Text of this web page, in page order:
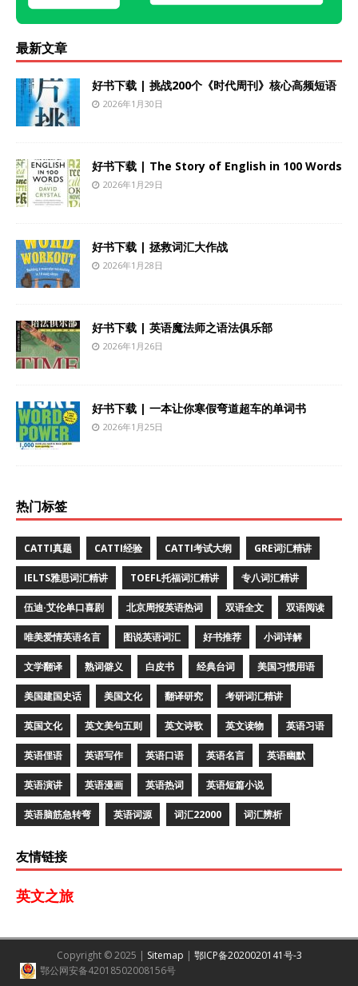
最新文章
好书下载 | 挑战200个《时代周刊》核心高频短语
2026年1月30日
好书下载 | The Story of English in 100 Words
2026年1月29日
好书下载 | 拯救词汇大作战
2026年1月28日
好书下载 | 英语魔法师之语法俱乐部
2026年1月26日
好书下载 | 一本让你寒假弯道超车的单词书
2026年1月25日
热门标签
CATTI真题 CATTI经验 CATTI考试大纲 GRE词汇精讲
IELTS雅思词汇精讲 TOEFL托福词汇精讲 专八词汇精讲
伍迪·艾伦单口喜剧 北京周报英语热词 双语全文 双语阅读
唯美爱情英语名言 图说英语词汇 好书推荐 小词详解
文学翻译 熟词僻义 白皮书 经典台词 美国习惯用语
美国建国史话 美国文化 翻译研究 考研词汇精讲
英国文化 英文美句五则 英文诗歌 英文读物 英语习语
英语俚语 英语写作 英语口语 英语名言 英语幽默
英语演讲 英语漫画 英语热词 英语短篇小说
英语脑筋急转弯 英语词源 词汇22000 词汇辨析
友情链接
英文之旅
Copyright © 2025 | Sitemap | 鄂ICP备2020020141号-3
鄂公网安备42018502008156号